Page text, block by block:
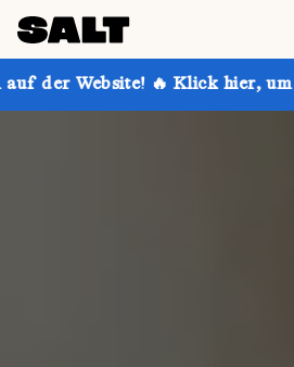
Klick hier, um mehr zu erfahren